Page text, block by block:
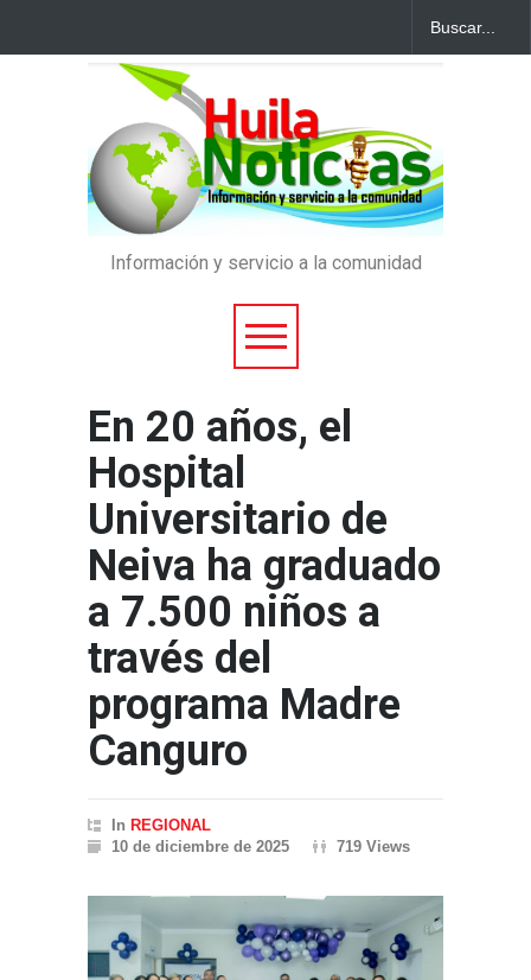
Información y servicio a la comunidad
En 20 años, el
Hospital
Universitario de
Neiva ha graduado
a 7.500 niños a
través del
programa Madre
Canguro
In REGIONAL
10 de diciembre de 2025
719 Views